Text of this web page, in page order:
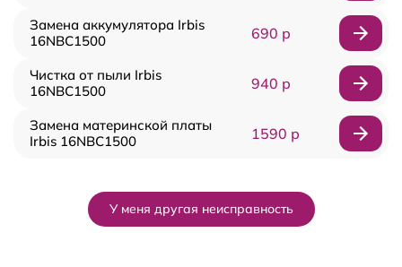
Замена аккумулятора Irbis
16NBC1500
690 р
Чистка от пыли Irbis
16NBC1500
940 р
Замена материнской платы
Irbis 16NBC1500
1590 р
У меня другая неисправность